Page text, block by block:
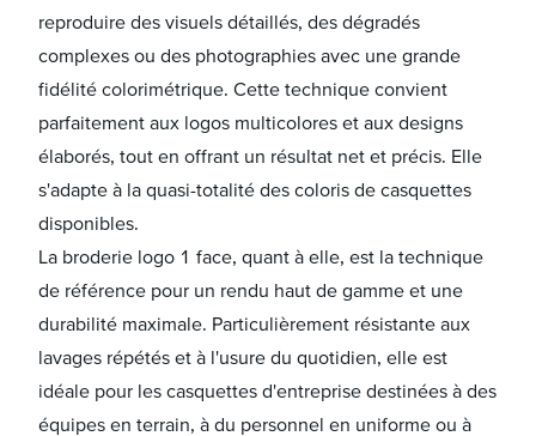
reproduire des visuels détaillés, des dégradés
complexes ou des photographies avec une grande
fidélité colorimétrique. Cette technique convient
parfaitement aux logos multicolores et aux designs
élaborés, tout en offrant un résultat net et précis. Elle
s'adapte à la quasi-totalité des coloris de casquettes
disponibles.
La broderie logo 1 face, quant à elle, est la technique
de référence pour un rendu haut de gamme et une
durabilité maximale. Particulièrement résistante aux
lavages répétés et à l'usure du quotidien, elle est
idéale pour les casquettes d'entreprise destinées à des
équipes en terrain, à du personnel en uniforme ou à